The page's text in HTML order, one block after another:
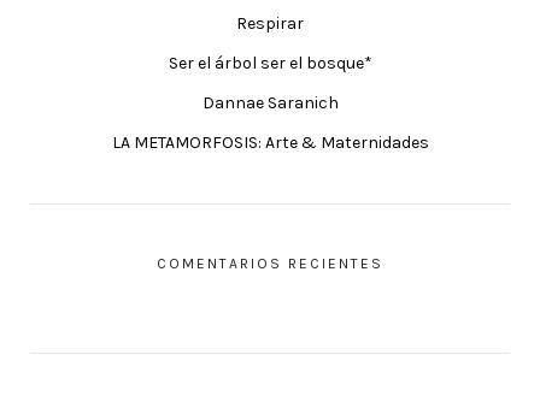
Respirar
Ser el árbol ser el bosque*
Dannae Saranich
LA METAMORFOSIS: Arte & Maternidades
COMENTARIOS RECIENTES